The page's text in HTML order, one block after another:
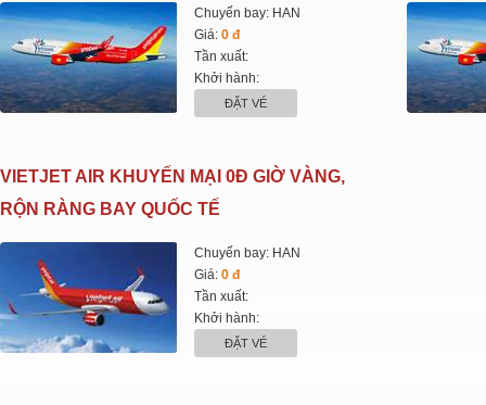
Chuyến bay: HAN
Giá: 0 đ
Tần xuất:
Khởi hành:
ĐẶT VÉ
VIETJET AIR KHUYẾN MẠI 0Đ GIỜ VÀNG,
RỘN RÀNG BAY QUỐC TẾ
Chuyến bay: HAN
Giá: 0 đ
Tần xuất:
Khởi hành:
ĐẶT VÉ